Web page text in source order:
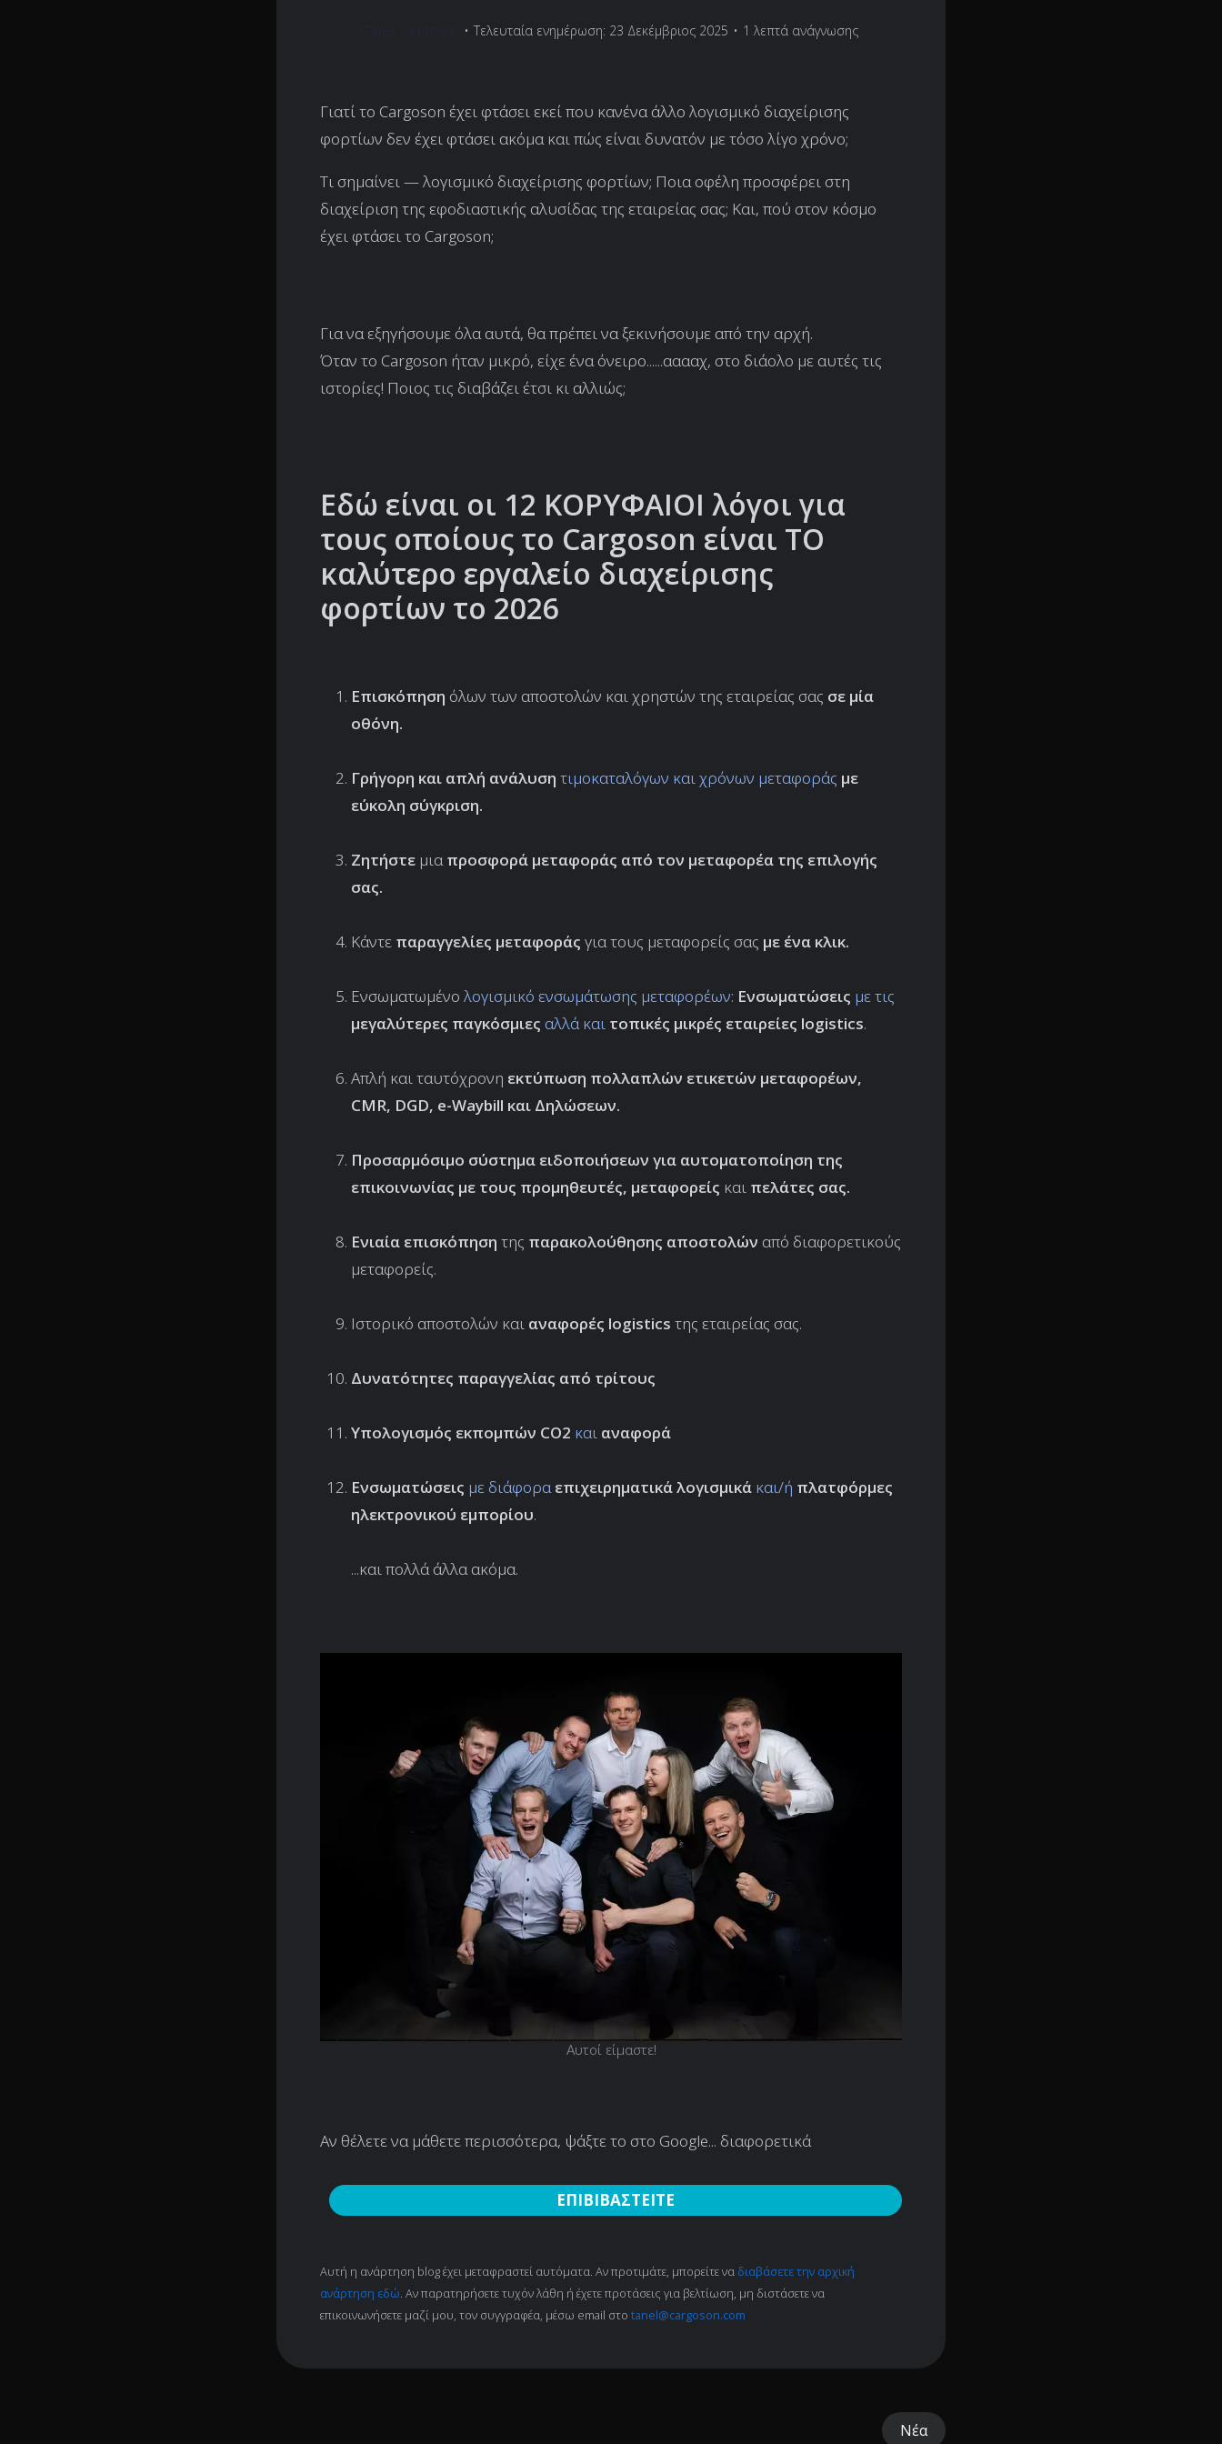
• Τελευταία ενημέρωση: 23 Δεκέμβριος 2025 • 1 λεπτά ανάγνωσης
Γιατί το Cargoson έχει φτάσει εκεί που κανένα άλλο λογισμικό διαχείρισης
φορτίων δεν έχει φτάσει ακόμα και πώς είναι δυνατόν με τόσο λίγο χρόνο;
Τι σημαίνει — λογισμικό διαχείρισης φορτίων; Ποια οφέλη προσφέρει στη
διαχείριση της εφοδιαστικής αλυσίδας της εταιρείας σας; Και, πού στον κόσμο
έχει φτάσει το Cargoson;
Για να εξηγήσουμε όλα αυτά, θα πρέπει να ξεκινήσουμε από την αρχή.
Όταν το Cargoson ήταν μικρό, είχε ένα όνειρο......ααααχ, στο διάολο με αυτές τις
ιστορίες! Ποιος τις διαβάζει έτσι κι αλλιώς;
Εδώ είναι οι 12 ΚΟΡΥΦΑΙΟΙ λόγοι για
τους οποίους το Cargoson είναι ΤΟ
καλύτερο εργαλείο διαχείρισης
φορτίων το 2026
Επισκόπηση όλων των αποστολών και χρηστών της εταιρείας σας σε μία
οθόνη.
Γρήγορη και απλή ανάλυση τιμοκαταλόγων και χρόνων μεταφοράς με
εύκολη σύγκριση.
Ζητήστε μιαπροσφορά μεταφοράς από τον μεταφορέα της επιλογής
σας.
Κάντε παραγγελίες μεταφοράς για τους μεταφορείς σας με ένα κλικ.
Ενσωματωμένο λογισμικό ενσωμάτωσης μεταφορέων: Ενσωματώσεις με τις
μεγαλύτερες παγκόσμιες αλλά και τοπικές μικρές εταιρείες logistics.
Απλή και ταυτόχρονη εκτύπωση πολλαπλών ετικετών μεταφορέων,
CMR, DGD, e-Waybill και Δηλώσεων.
Προσαρμόσιμο σύστημα ειδοποιήσεων για αυτοματοποίηση της
επικοινωνίας με τους προμηθευτές, μεταφορείς και πελάτες σας.
Ενιαία επισκόπηση της παρακολούθησης αποστολών από διαφορετικούς
μεταφορείς.
Ιστορικό αποστολών και αναφορές logistics της εταιρείας σας.
Δυνατότητες παραγγελίας από τρίτους
Υπολογισμός εκπομπών CO2 και αναφορά
Ενσωματώσεις με διάφοραεπιχειρηματικά λογισμικά και/ή πλατφόρμες
ηλεκτρονικού εμπορίου.
...και πολλά άλλα ακόμα.
Αυτοί είμαστε!
Αν θέλετε να μάθετε περισσότερα, ψάξτε το στο Google... διαφορετικά
ΕΠΙΒΙΒΑΣΤΕΙΤΕ
Αυτή η ανάρτηση blog έχει μεταφραστεί αυτόματα. Αν προτιμάτε, μπορείτε να διαβάσετε την αρχική
ανάρτηση εδώ. Αν παρατηρήσετε τυχόν λάθη ή έχετε προτάσεις για βελτίωση, μη διστάσετε να
επικοινωνήσετε μαζί μου, τον συγγραφέα, μέσω email στο tanel@cargoson.com
Νέα